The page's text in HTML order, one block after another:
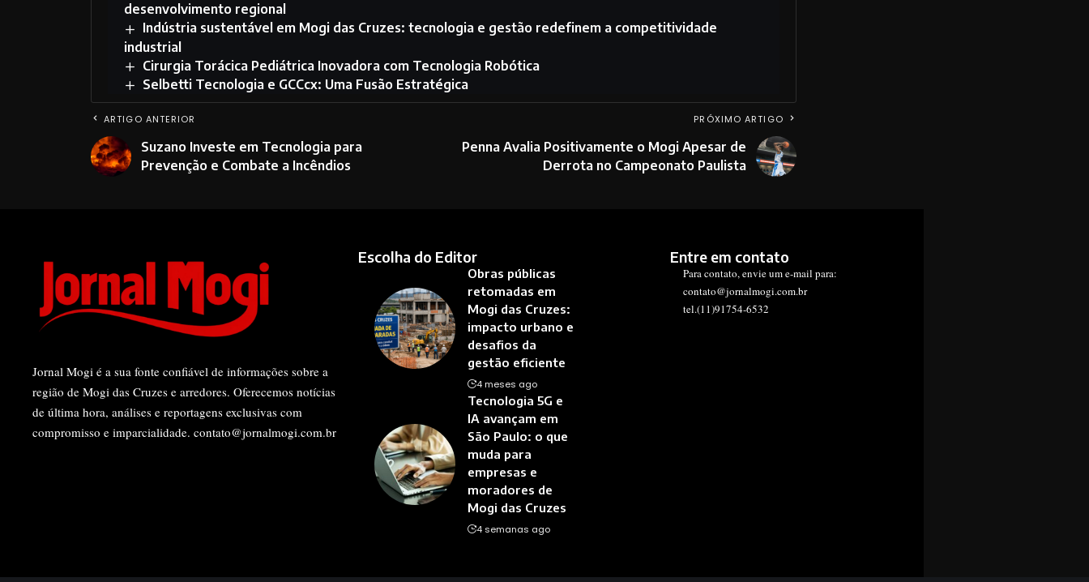
desenvolvimento regional
Indústria sustentável em Mogi das Cruzes: tecnologia e gestão redefinem a competitividade
industrial
Cirurgia Torácica Pediátrica Inovadora com Tecnologia Robótica
Selbetti Tecnologia e GCCcx: Uma Fusão Estratégica
ARTIGO ANTERIOR
Suzano Investe em Tecnologia para
Prevenção e Combate a Incêndios
PRÓXIMO ARTIGO
Penna Avalia Positivamente o Mogi Apesar de
Derrota no Campeonato Paulista
Jornal Mogi é a sua fonte confiável de informações sobre a
região de Mogi das Cruzes e arredores. Oferecemos notícias
de última hora, análises e reportagens exclusivas com
compromisso e imparcialidade. contato@jornalmogi.com.br
Escolha do Editor
Obras públicas
retomadas em
Mogi das Cruzes:
impacto urbano e
desafios da
gestão eficiente
4 meses ago
Tecnologia 5G e
IA avançam em
São Paulo: o que
muda para
empresas e
moradores de
Mogi das Cruzes
4 semanas ago
Entre em contato
Para contato, envie um e-mail para:
contato@jornalmogi.com.br
tel.(11)91754-6532